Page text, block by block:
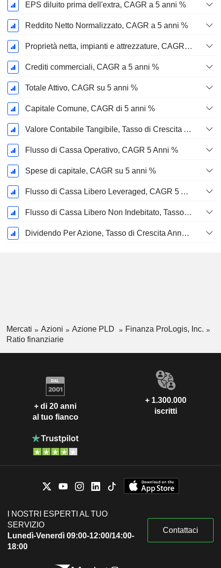
EPS diluito prima dell'extra, CAGR a 5 anni %
Reddito Netto Normalizzato, CAGR a 5 anni %
Proprietà netta, impianti e attrezzature, CAGR a 5 anni %
Crediti commerciali, CAGR a 5 anni %
Totale Attivo, CAGR su 5 anni %
Capitale Comune, CAGR di 5 anni %
Valore Contabile Tangibile, Tasso di Crescita Annuo Composto a 5 Anni %
Flusso di Cassa Operativo, CAGR 5 Anni %
Spese di capitale, CAGR su 5 anni %
Flusso di Cassa Libero Leveraged, CAGR 5 Anni %
Flusso di Cassa Libero Non Indebitato, Tasso di Crescita Annuo Composto su 5 Anni %
Dividendo Per Azione, Tasso di Crescita Annuo Composto a 5 Anni %
Mercati Azioni Azione PLD
Finanza ProLogis, Inc.
Ratio finanziarie
+ di 20 anni
al tuo fianco
+ 1.300.000
iscritti
I NOSTRI ESPERTI AL TUO
SERVIZIO
Lunedì-Venerdì 09:00-12:00/14:00-
18:00
Contattaci